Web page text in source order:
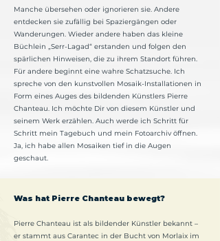
Manche übersehen oder ignorieren sie. Andere
entdecken sie zufällig bei Spaziergängen oder
Wanderungen. Wieder andere haben das kleine
Büchlein „Serr-Lagad“ erstanden und folgen den
spärlichen Hinweisen, die zu ihrem Standort führen.
Für andere beginnt eine wahre Schatzsuche. Ich
spreche von den kunstvollen Mosaik-Installationen in
Form eines Auges des bildenden Künstlers Pierre
Chanteau. Ich möchte Dir von diesem Künstler und
seinem Werk erzählen. Auch werde ich Schritt für
Schritt mein Tagebuch und mein Fotoarchiv öffnen.
Ja, ich habe allen Mosaiken tief in die Augen
geschaut.
Was hat Pierre Chanteau bewegt?
Pierre Chanteau ist als bildender Künstler bekannt –
er stammt aus Carantec in der Bucht von Morlaix im